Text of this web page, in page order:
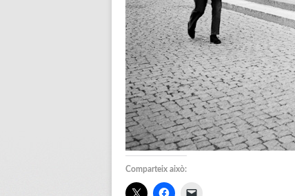
Comparteix això: